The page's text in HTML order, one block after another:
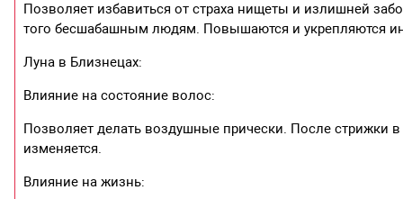
Позволяет избавиться от страха нищеты и излишней
того бесшабашным людям. Повышаются и укрепляются
Луна в Близнецах:
Влияние на состояние волос:
Позволяет делать воздушные прически. После стрижки
изменяется.
Влияние на жизнь: